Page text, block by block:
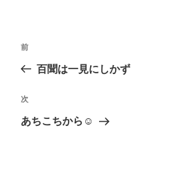
投
ビ
ゲ
前
の
稿
前
百聞は一見にしかず
次
の
次
あちこちから☺